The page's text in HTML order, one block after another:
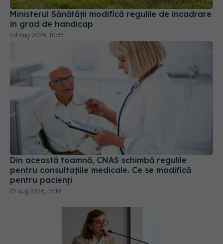
Din această toamnă, CNAS schimbă regulile
pentru consultațiile medicale. Ce se modifică
pentru pacienți
01 aug 2026, 15:19